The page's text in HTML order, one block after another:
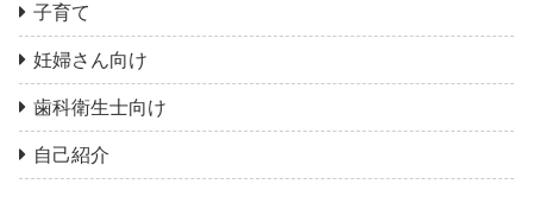
子育て
妊婦さん向け
歯科衛生士向け
自己紹介